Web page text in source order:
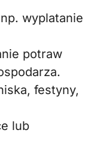
wyplatanie
potraw
festyny,
lub